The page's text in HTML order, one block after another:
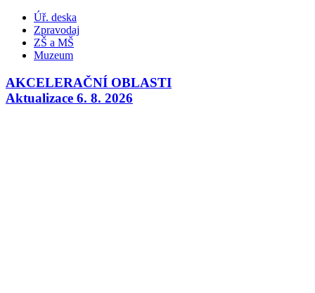
Úř. deska
Zpravodaj
ZŠ a MŠ
Muzeum
AKCELERAČNÍ OBLASTI
Aktualizace 6. 8. 2026